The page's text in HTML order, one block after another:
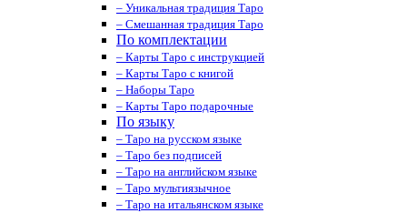
– Уникальная традиция Таро
– Смешанная традиция Таро
По комплектации
– Карты Таро с инструкцией
– Карты Таро с книгой
– Наборы Таро
– Карты Таро подарочные
По языку
– Таро на русском языке
– Таро без подписей
– Таро на английском языке
– Таро мультиязычное
– Таро на итальянском языке